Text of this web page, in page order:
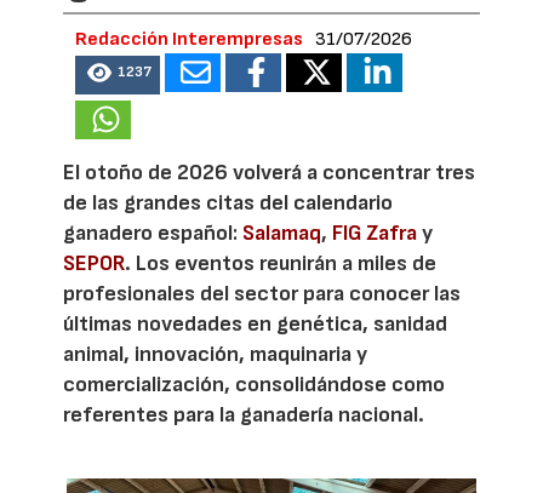
Redacción Interempresas 31/07/2026
1237
El otoño de 2026 volverá a concentrar tres
de las grandes citas del calendario
ganadero español: Salamaq, FIG Zafray
SEPOR. Los eventos reunirán a miles de
profesionales del sector para conocer las
últimas novedades en genética, sanidad
animal, innovación, maquinaria y
comercialización, consolidándose como
referentes para la ganadería nacional.